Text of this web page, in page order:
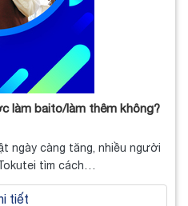
làm baito/làm thêm không?
ngày càng tăng, nhiều người
tìm cách…
tiết